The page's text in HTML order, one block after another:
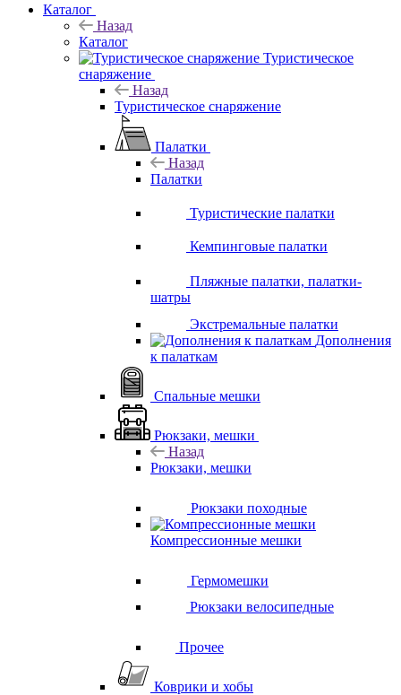
Каталог
Назад
Каталог
Туристическое
снаряжение
Назад
Туристическое снаряжение
Палатки
Назад
Палатки
Туристические палатки
Кемпинговые палатки
Пляжные палатки, палатки-
шатры
Экстремальные палатки
Дополнения
к палаткам
Спальные мешки
Рюкзаки, мешки
Назад
Рюкзаки, мешки
Рюкзаки походные
Компрессионные мешки
Гермомешки
Рюкзаки велосипедные
Прочее
Коврики и хобы